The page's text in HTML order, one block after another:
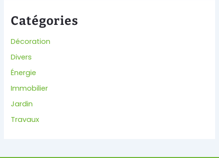
Catégories
Décoration
Divers
Énergie
Immobilier
Jardin
Travaux